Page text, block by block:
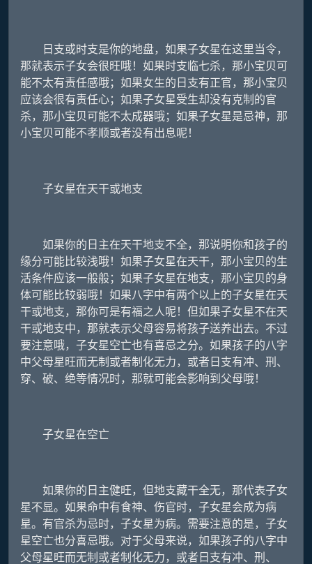
日支或时支是你的地盘，如果子女星在这里当令，
那就表示子女会很旺哦！如果时支临七杀，那小宝贝可
能不太有责任感哦；如果女生的日支有正官，那小宝贝
应该会很有责任心；如果子女星受生却没有克制的官
杀，那小宝贝可能不太成器哦；如果子女星是忌神，那
小宝贝可能不孝顺或者没有出息呢！
子女星在天干或地支
如果你的日主在天干地支不全，那说明你和孩子的
缘分可能比较浅哦！如果子女星在天干，那小宝贝的生
活条件应该一般般；如果子女星在地支，那小宝贝的身
体可能比较弱哦！如果八字中有两个以上的子女星在天
干或地支，那你可是有福之人呢！但如果子女星不在天
干或地支中，那就表示父母容易将孩子送养出去。不过
要注意哦，子女星空亡也有喜忌之分。如果孩子的八字
中父母星旺而无制或者制化无力，或者日支有冲、刑、
穿、破、绝等情况时，那就可能会影响到父母哦！
子女星在空亡
如果你的日主健旺，但地支藏干全无，那代表子女
星不显。如果命中有食神、伤官时，子女星会成为病
星。有官杀为忌时，子女星为病。需要注意的是，子女
星空亡也分喜忌哦。对于父母来说，如果孩子的八字中
父母星旺而无制或者制化无力，或者日支有冲、刑、